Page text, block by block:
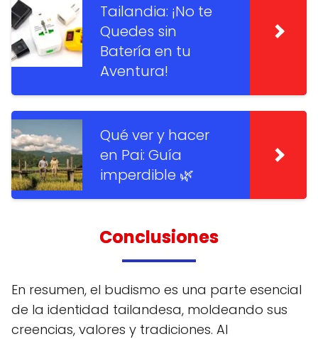
Tailandia: ¡No te
Quedes sin
Batería en tu
Aventura!
Qué ver y hacer
en Pai: Guía
imperdible 🌿
Conclusiones
En resumen, el budismo es una parte esencial
de la identidad tailandesa, moldeando sus
creencias, valores y tradiciones. Al